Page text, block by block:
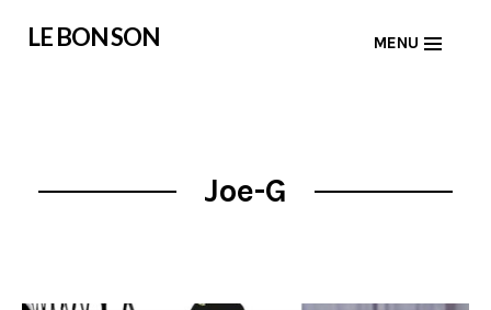
LE BON SON MENU
Joe-G